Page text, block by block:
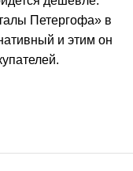
Петергофа» в
и этим он